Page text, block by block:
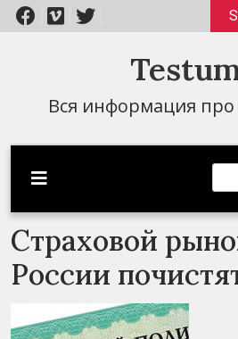
Перейти
к
Вся информация про
Страховой
России